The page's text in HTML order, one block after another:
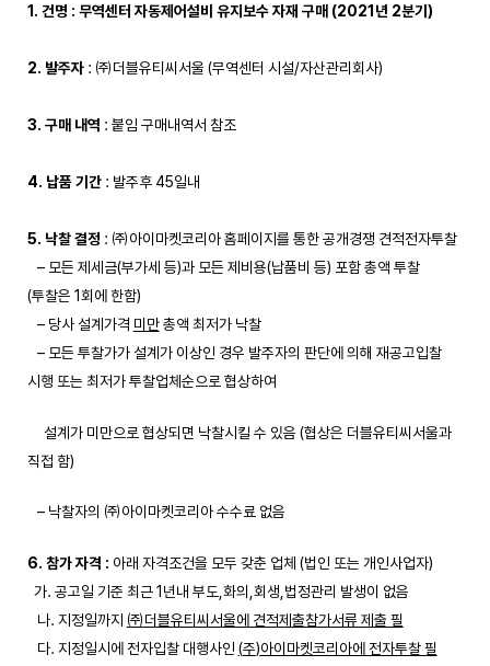
1. 건명 : 무역센터 자동제어설비 유지보수 자재 구매 (2021년 2분기)
2. 발주자: ㈜더블유티씨서울 (무역센터 시설/자산관리회사)
3. 구매 내역 : 붙임 구매내역서 참조
4. 납품 기간: 발주후 45일내
5. 낙찰 결정 : ㈜아이마켓코리아 홈페이지를 통한 공개경쟁 견적전자투찰
– 모든 제세금(부가세 등)과 모든 제비용(납품비 등) 포함 총액 투찰
(투찰은 1회에 한함)
– 당사 설계가격 미만총액 최저가 낙찰
– 모든 투찰가가 설계가 이상인 경우 발주자의 판단에 의해 재공고입찰
시행 또는 최저가 투찰업체순으로 협상하여
설계가 미만으로 협상되면 낙찰시킬 수 있음 (협상은 더블유티씨서울과
직접 함)
– 낙찰자의 ㈜아이마켓코리아 수수료 없음
6. 참가 자격 : 아래 자격조건을 모두 갖춘 업체 (법인 또는 개인사업자)
가. 공고일 기준 최근 1년내 부도,화의,회생,법정관리 발생이 없음
나. 지정일까지 ㈜더블유티씨서울에 견적제출참가서류 제출 필
다. 지정일시에 전자입찰 대행사인 (주)아이마켓코리아에 전자투찰 필